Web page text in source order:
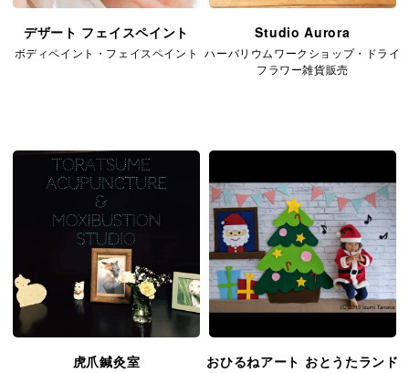
デザート フェイスペイント
ボディペイント・フェイスペイント
Studio Aurora
ハーバリウムワークショップ・ドライ
フラワー雑貨販売
虎爪鍼灸室 おひるねアート おとうたランド